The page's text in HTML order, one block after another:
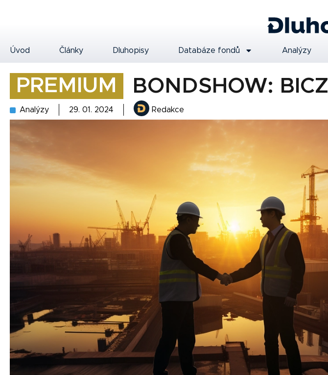
Úvod Články Dluhopisy Databáze fondů Analýzy
PREMIUM BONDSHOW: BICZ
Analýzy 29. 01. 2024 Redakce